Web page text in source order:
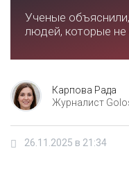
Ученые
людей, которые
Карпова Рада
Журналист
26.11.2025 в 21:34